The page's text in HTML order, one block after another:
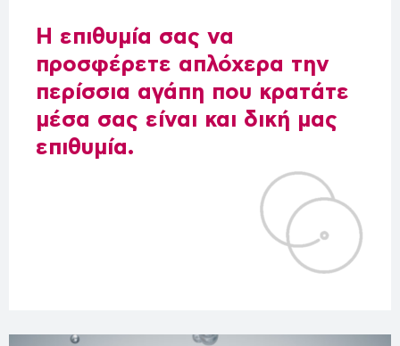
Η επιθυμία σας να
προσφέρετε απλόχερα την
περίσσια αγάπη που κρατάτε
μέσα σας είναι και δική μας
επιθυμία.